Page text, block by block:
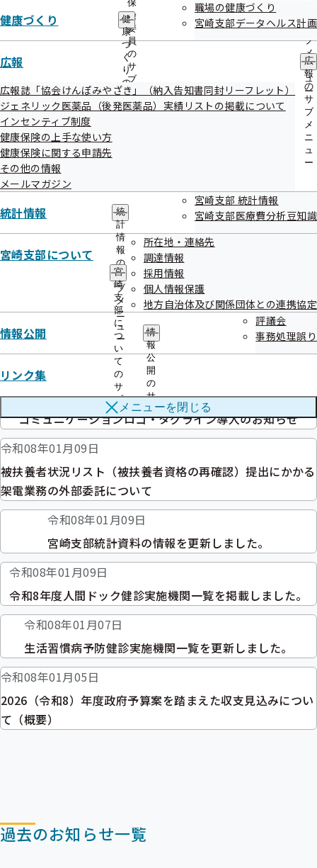
ブ
メ
サ
ブ
メ
ニ
ュ
ー
保
険
委
員
の
サ
ブ
メ
ニ
健康づくり
健
康
づ
く
り
の
サ
ブ
職場の健康づくり
宮崎支部データヘルス計画
広報
広
報
の
サ
ブ
メ
ニ
ュ
ー
広報誌「協会けんぽみやざき」（納入告知書同封リーフレット）
ジェネリック医薬品（後発医薬品）実績リストの掲載について
インセンティブ制度
健康保険の上手な使い方
健康保険に関する申請先
その他の情報
メールマガジン
統計情報
統
計
情
報
の
サ
ブ
メ
ニ
ュ
ー
宮崎支部 統計情報
宮崎支部医療費分析豆知識
宮崎支部について
宮
崎
支
部
に
つ
い
て
の
サ
ブ
メ
ニ
ュ
所在地・連絡先
調達情報
採用情報
個人情報保護
地方自治体及び関係団体との連携協定
情報公開
情
報
公
開
の
サ
ブ
メ
評議会
事務処理誤り
リンク集
メニューを閉じる
令和08年01月29日
事務処理誤りを掲載しました
令和08年01月28日
被扶養者状況リスト提出勧奨はがきに掲載している支部電話
番号の誤りについて（お詫び）
令和08年01月28日
令和７年度 特定健診実施機関一覧表を更新しました
令和08年01月26日
「けんぽアプリ」をリリースしました
令和08年01月19日
第140回全国健康保険協会運営委員会を開催します
令和08年01月15日
令和７年度 第３回宮崎支部評議会を開催しました
令和08年01月13日
「電子申請サービス」を開始しました
令和08年01月13日
コミュニケーションロゴ・タグライン導入のお知らせ
令和08年01月09日
被扶養者状況リスト（被扶養者資格の再確認）提出にかかる
架電業務の外部委託について
令和08年01月09日
宮崎支部統計資料の情報を更新しました。
令和08年01月09日
令和8年度人間ドック健診実施機関一覧を掲載しました。
令和08年01月07日
生活習慣病予防健診実施機関一覧を更新しました。
令和08年01月05日
2026（令和8）年度政府予算案を踏まえた収支見込みについ
て（概要）
過去のお知らせ一覧